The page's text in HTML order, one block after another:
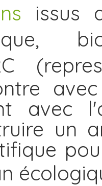
issus
avec
un